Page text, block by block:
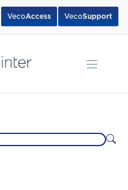
VecoSupport
VecoAccess